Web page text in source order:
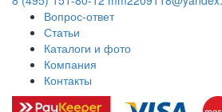
Вопрос-ответ
Статьи
Каталоги и фото
Компания
Контакты